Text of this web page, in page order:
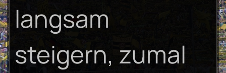
langsam
steigern, zumal